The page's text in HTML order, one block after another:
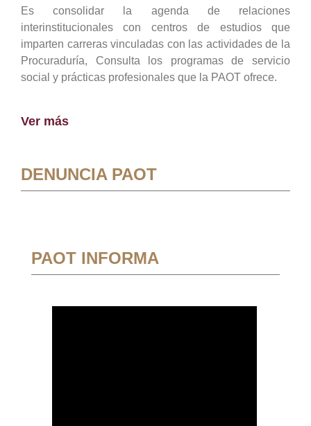
Es consolidar la agenda de relaciones
interinstitucionales con centros de estudios que
imparten carreras vinculadas con las actividades de la
Procuraduría, Consulta los programas de servicio
social y prácticas profesionales que la PAOT ofrece.
Ver más
DENUNCIA PAOT
PAOT INFORMA